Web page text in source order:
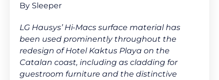
By Sleeper
LG Hausys’ Hi-Macs surface material has
been used prominently throughout the
redesign of Hotel Kaktus Playa on the
Catalan coast, including as cladding for
guestroom furniture and the distinctive